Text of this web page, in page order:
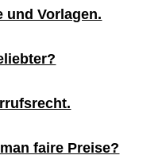
und Vorlagen.
faire Preise?